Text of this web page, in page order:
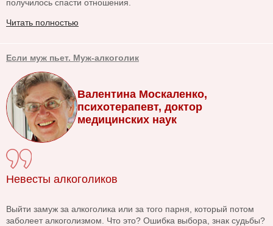
получилось спасти отношения.
Читать полностью
Если муж пьет. Муж-алкоголик
Валентина Москаленко,
психотерапевт, доктор
медицинских наук
Невесты алкоголиков
Выйти замуж за алкоголика или за того парня, который потом
заболеет алкоголизмом. Что это? Ошибка выбора, знак судьбы?